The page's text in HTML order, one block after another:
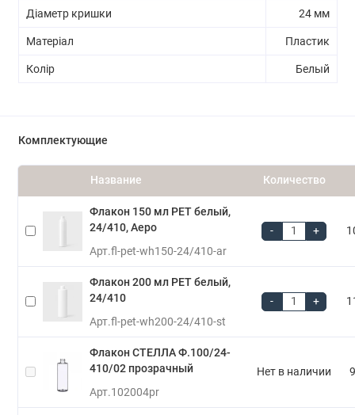
Діаметр кришки 24 мм
Матеріал Пластик
Колір Белый
Комплектующие
Название Количество
Флакон 150 мл PET белый,
24/410, Аеро
Арт.fl-pet-wh150-24/410-ar
- +
Флакон 200 мл PET белый,
24/410
Арт.fl-pet-wh200-24/410-st
- +
Флакон СТЕЛЛА Ф.100/24-
410/02 прозрачный
Арт.102004pr
Нет в наличии